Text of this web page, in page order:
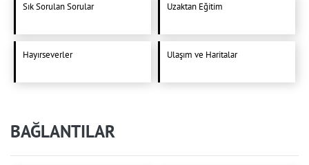
Sık Sorulan Sorular Uzaktan Eğitim
Hayırseverler Ulaşım ve Haritalar
BAĞLANTILAR